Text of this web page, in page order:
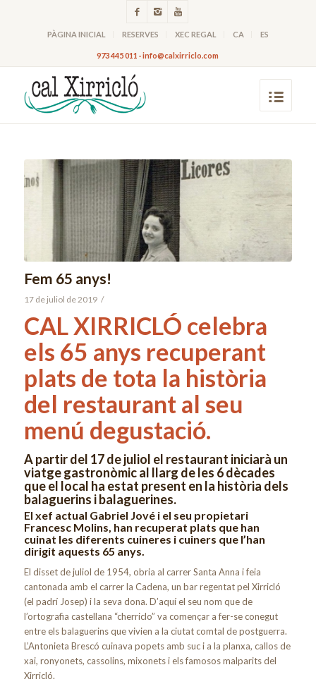
PÀGINA INICIAL RESERVES XEC REGAL CA ES
973 445 011 · info@calxirriclo.com
Fem 65 anys!
17 de juliol de 2019 /
CAL XIRRICLÓ celebra
els 65 anys recuperant
plats de tota la història
del restaurant al seu
menú degustació.
A partir del 17 de juliol el restaurant iniciarà un
viatge gastronòmic al llarg de les 6 dècades
que el local ha estat present en la història dels
balaguerins i balaguerines.
El xef actual Gabriel Jové i el seu propietari
Francesc Molins, han recuperat plats que han
cuinat les diferents cuineres i cuiners que l’han
dirigit aquests 65 anys.
El disset de juliol de 1954, obria al carrer Santa Anna i feia
cantonada amb el carrer la Cadena, un bar regentat pel Xirricló
(el padrí Josep) i la seva dona. D’aquí el seu nom que de
l’ortografia castellana “cherriclo” va començar a fer-se conegut
entre els balaguerins que vivien a la ciutat comtal de postguerra.
L’Antonieta Brescó cuinava popets amb suc i a la planxa, callos de
xai, ronyonets, cassolins, mixonets i els famosos malparits del
Xirricló.